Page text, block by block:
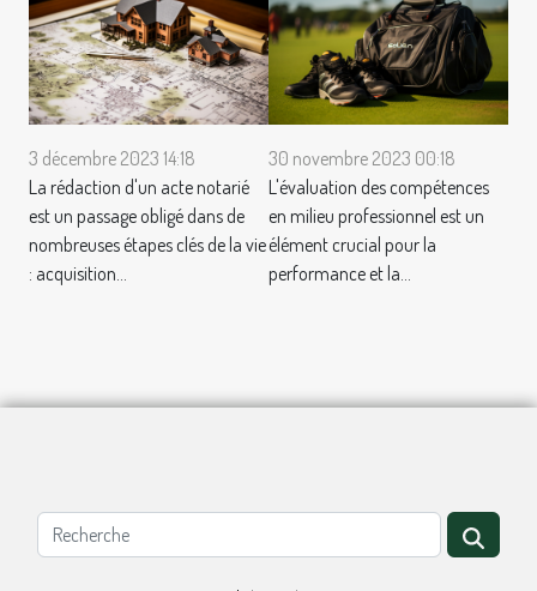
3 décembre 2023 14:18
La rédaction d'un acte notarié
est un passage obligé dans de
nombreuses étapes clés de la vie
: acquisition...
30 novembre 2023 00:18
L'évaluation des compétences
en milieu professionnel est un
élément crucial pour la
performance et la...